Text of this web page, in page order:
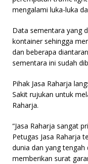
e
b
o
o
te
r
t
mengalami luka-luka
Data sementara yang
kontainer sehingga
dan beberapa
sementara ini sudah
Pihak Jasa Raharja
Sakit rujukan untuk
Raharja.
“Jasa Raharja sangat
Petugas Jasa Raharja
dunia dan yang
memberikan surat